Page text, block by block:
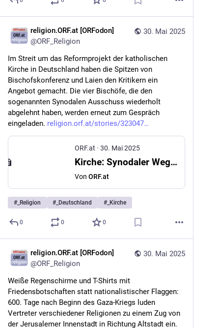
30. Mai 2025
religion.ORF.at [ORFodon]
@ORF_Religion
Im Streit um das Reformprojekt der katholischen
Kirche in Deutschland haben die Spitzen von
Bischofskonferenz und Laien den Kritikern ein
Angebot gemacht. Die vier Bischöfe, die den
sogenannten Synodalen Ausschuss wiederholt
abgelehnt haben, werden erneut zum Gespräch
eingeladen. religion.orf.at/stories/323047
ORF.at · 30. Mai 2025
Kirche: Synodaler Weg in Deutschland: Neues Gesprächsangebot
Von ORF.at
# _Religion # _Deutschland # _Kirche
0 0 0
30. Mai 2025
religion.ORF.at [ORFodon]
@ORF_Religion
Weiße Regenschirme und T-Shirts mit
Friedensbotschaften statt nationalistischer Flaggen:
600. Tage nach Beginn des Gaza-Kriegs luden
Vertreter verschiedener Religionen zu einem Zug von
der Jerusalemer Innenstadt in Richtung Altstadt ein.